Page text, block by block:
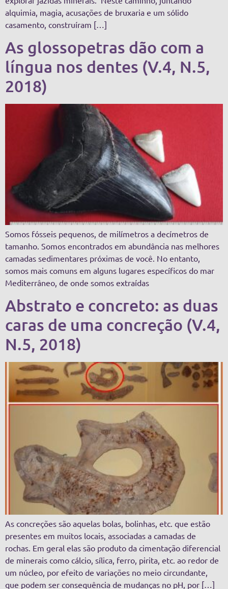
alquimia, magia, acusações de bruxaria e um sólido
casamento, construíram […]
As glossopetras dão com a
língua nos dentes (V.4, N.5,
2018)
Somos fósseis pequenos, de milímetros a decímetros de
tamanho. Somos encontrados em abundância nas melhores
camadas sedimentares próximas de você. No entanto,
somos mais comuns em alguns lugares específicos do mar
Mediterrâneo, de onde somos extraídas
Abstrato e concreto: as duas
caras de uma concreção (V.4,
N.5, 2018)
As concreções são aquelas bolas, bolinhas, etc. que estão
presentes em muitos locais, associadas a camadas de
rochas. Em geral elas são produto da cimentação diferencial
de minerais como cálcio, sílica, ferro, pirita, etc. ao redor de
um núcleo, por efeito de variações no meio circundante,
que podem ser consequência de mudanças no pH, por […]